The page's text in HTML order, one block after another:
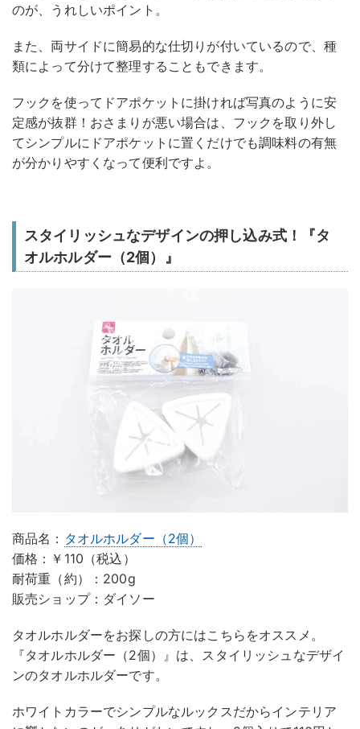
のが、うれしいポイント。
また、両サイドに簡易的な仕切りが付いているので、種
類によって分けて整理することもできます。
フックを使ってドアポケットに掛ければ写真のように安
定感が抜群！おさまりが悪い場合は、フックを取り外し
てシンプルにドアポケットに置くだけでも調味料の有無
が分かりやすくなって便利ですよ。
スタイリッシュなデザインの押し込み式！『タ
オルホルダー（2個）』
商品名： タオルホルダー（2個）
価格：￥110（税込）
耐荷重（約）：200g
販売ショップ：ダイソー
タオルホルダーをお探しの方にはこちらをオススメ。
『タオルホルダー（2個）』は、スタイリッシュなデザイ
ンのタオルホルダーです。
ホワイトカラーでシンプルなルックスだからインテリア